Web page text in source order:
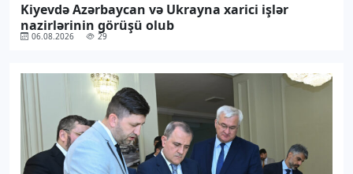
Kiyevdə Azərbaycan və Ukrayna xarici işlər
nazirlərinin görüşü olub
06.08.2026 29